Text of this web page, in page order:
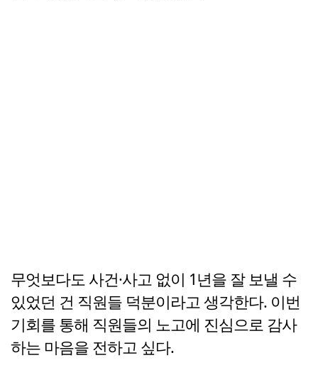
무엇보다도 사건·사고 없이 1년을 잘 보낼 수
있었던 건 직원들 덕분이라고 생각한다. 이번
기회를 통해 직원들의 노고에 진심으로 감사
하는 마음을 전하고 싶다.